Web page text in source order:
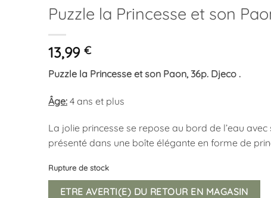
Puzzle la Princesse et son
13,99 €
Puzzle la Princesse et son Paon, 36p. Djeco .
Âge: 4 ans et plus
La jolie princesse se repose au bord de l’eau
présenté dans une boîte élégante en forme de
Rupture de stock
ETRE AVERTI(E) DU RETOUR EN MAGASIN